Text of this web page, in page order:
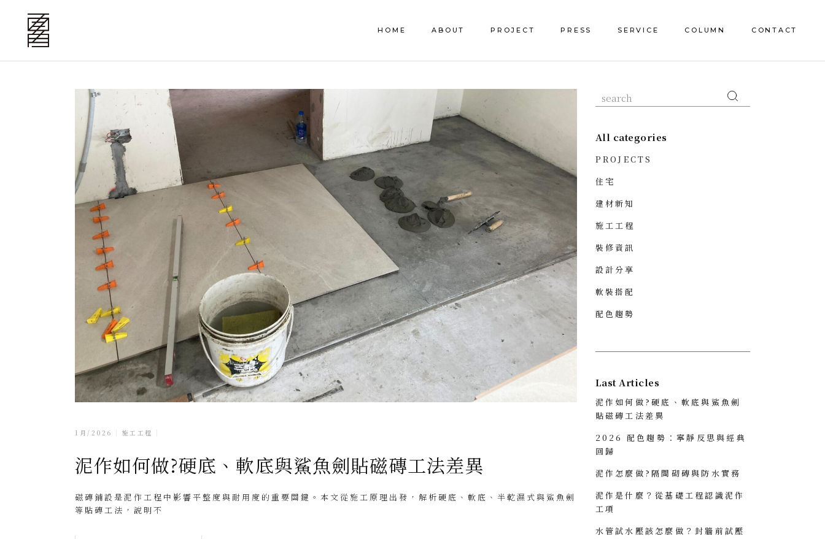
HOME ABOUT PROJECT PRESS SERVICE COLUMN CONTACT
1月/2026 施工工程
泥作如何做?硬底、軟底與鯊魚劍貼磁磚工法差異
磁磚鋪設是泥作工程中影響平整度與耐用度的重要關鍵。本文從施工原理出發，解析硬底、軟底、半乾濕式與鯊魚劍
等貼磚工法，說明不
All categories
PROJECTS
住宅
建材新知
施工工程
裝修資訊
設計分享
軟裝搭配
配色趨勢
Last Articles
泥作如何做?硬底、軟底與鯊魚劍
貼磁磚工法差異
2026 配色趨勢：寧靜反思與經典
回歸
泥作怎麼做?隔間砌磚與防水實務
泥作是什麼？從基礎工程認識泥作
工項
水管試水壓該怎麼做？封牆前試壓